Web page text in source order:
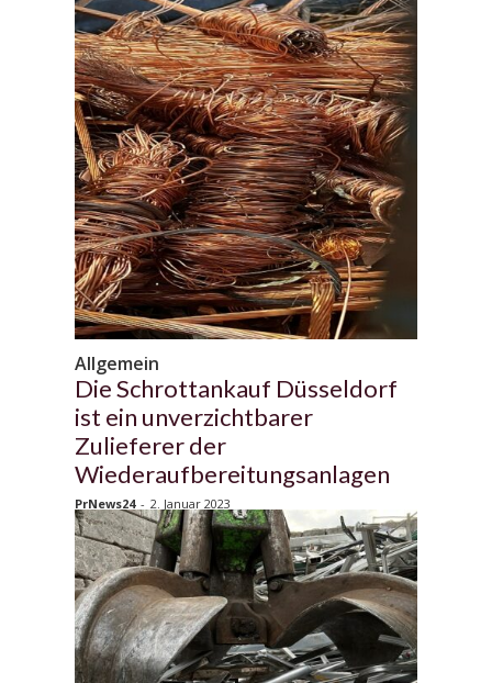
Allgemein
Die Schrottankauf Düsseldorf
ist ein unverzichtbarer
Zulieferer der
Wiederaufbereitungsanlagen
PrNews24 - 2. Januar 2023